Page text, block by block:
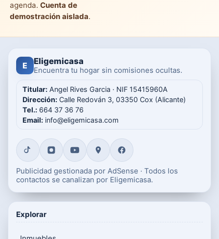
agenda. Cuenta de
demostración aislada.
E Eligemicasa
Encuentra tu hogar sin comisiones ocultas.
Titular: Angel Rives Garcia · NIF 15415960A
Dirección: Calle Redován 3, 03350 Cox (Alicante)
Tel.: 664 37 36 76
Email: info@eligemicasa.com
Publicidad gestionada por AdSense · Todos los
contactos se canalizan por Eligemicasa.
Explorar